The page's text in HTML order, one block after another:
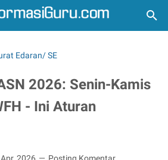
Edaran/ SE
2026: Senin-Kamis
- Ini Aturan